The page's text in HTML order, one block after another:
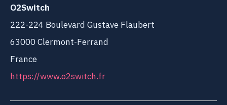
O2Switch
222-224 Boulevard Gustave Flaubert
63000 Clermont-Ferrand
France
https://www.o2switch.fr